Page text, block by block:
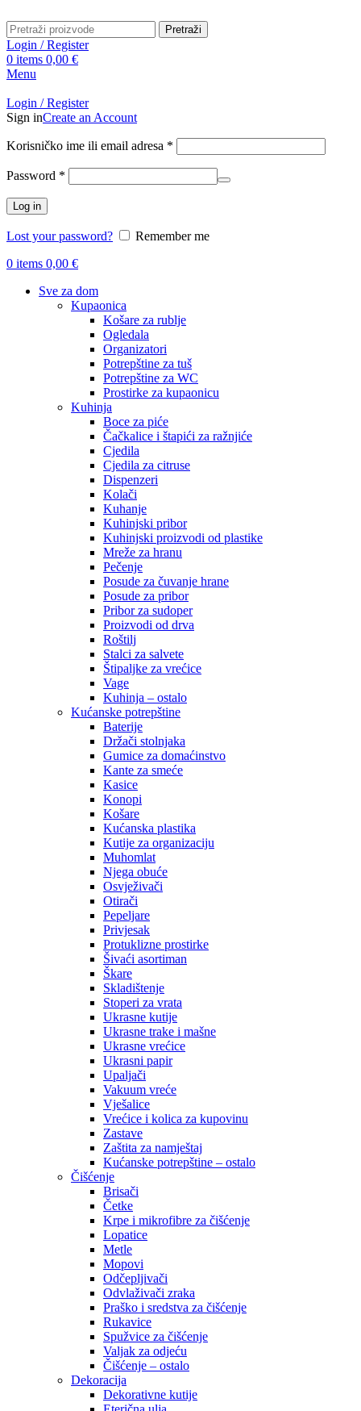
Pretraži
Login / Register
0 items 0,00 €
Menu
Login / Register
Sign inCreate an Account
Korisničko ime ili email adresa *
Password *
Log in
Lost your password?
Remember me
0 items 0,00 €
Sve za dom
Kupaonica
Košare za rublje
Ogledala
Organizatori
Potrepštine za tuš
Potrepštine za WC
Prostirke za kupaonicu
Kuhinja
Boce za piće
Čačkalice i štapići za ražnjiće
Cjedila
Cjedila za citruse
Dispenzeri
Kolači
Kuhanje
Kuhinjski pribor
Kuhinjski proizvodi od plastike
Mreže za hranu
Pečenje
Posude za čuvanje hrane
Posude za pribor
Pribor za sudoper
Proizvodi od drva
Roštilj
Stalci za salvete
Štipaljke za vrećice
Vage
Kuhinja – ostalo
Kućanske potrepštine
Baterije
Držači stolnjaka
Gumice za domaćinstvo
Kante za smeće
Kasice
Konopi
Košare
Kućanska plastika
Kutije za organizaciju
Muhomlat
Njega obuće
Osvježivači
Otirači
Pepeljare
Privjesak
Protuklizne prostirke
Šivaći asortiman
Škare
Skladištenje
Stoperi za vrata
Ukrasne kutije
Ukrasne trake i mašne
Ukrasne vrećice
Ukrasni papir
Upaljači
Vakuum vreće
Vješalice
Vrećice i kolica za kupovinu
Zastave
Zaštita za namještaj
Kućanske potrepštine – ostalo
Čišćenje
Brisači
Četke
Krpe i mikrofibre za čišćenje
Lopatice
Metle
Mopovi
Odčepljivači
Odvlaživači zraka
Praško i sredstva za čišćenje
Rukavice
Spužvice za čišćenje
Valjak za odjeću
Čišćenje – ostalo
Dekoracija
Dekorativne kutije